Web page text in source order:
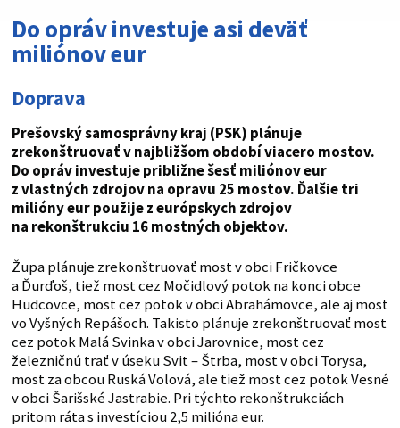
Do opráv investuje asi deväť
miliónov eur
Doprava
Prešovský samosprávny kraj (PSK) plánuje
zrekonštruovať v najbližšom období viacero mostov.
Do opráv investuje približne šesť miliónov eur
z vlastných zdrojov na opravu 25 mostov. Ďalšie tri
milióny eur použije z európskych zdrojov
na rekonštrukciu 16 mostných objektov.
Župa plánuje zrekonštruovať most v obci Fričkovce
a Ďurďoš, tiež most cez Močidlový potok na konci obce
Hudcovce, most cez potok v obci Abrahámovce, ale aj most
vo Vyšných Repášoch. Takisto plánuje zrekonštruovať most
cez potok Malá Svinka v obci Jarovnice, most cez
železničnú trať v úseku Svit – Štrba, most v obci Torysa,
most za obcou Ruská Volová, ale tiež most cez potok Vesné
v obci Šarišské Jastrabie. Pri týchto rekonštrukciách
pritom ráta s investíciou 2,5 milióna eur.